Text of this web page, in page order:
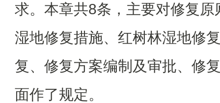
求。本章共8条，主要对修复
湿地修复措施、红树林湿地修
复、修复方案编制及审批、修
面作了规定。